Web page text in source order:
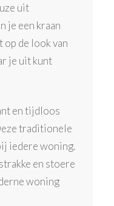
uit
je een kraan
op de look van
je uit kunt
en tijdloos
traditionele
iedere woning.
en stoere
woning